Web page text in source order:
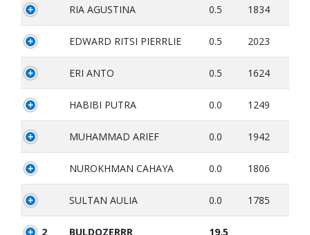
RIA AGUSTINA 0.5 1834
EDWARD RITSI PIERRLIE 0.5 2023
ERI ANTO 0.5 1624
HABIBI PUTRA 0.0 1249
MUHAMMAD ARIEF 0.0 1942
NUROKHMAN CAHAYA 0.0 1806
SULTAN AULIA 0.0 1785
2 BULDOZERRR 19.5